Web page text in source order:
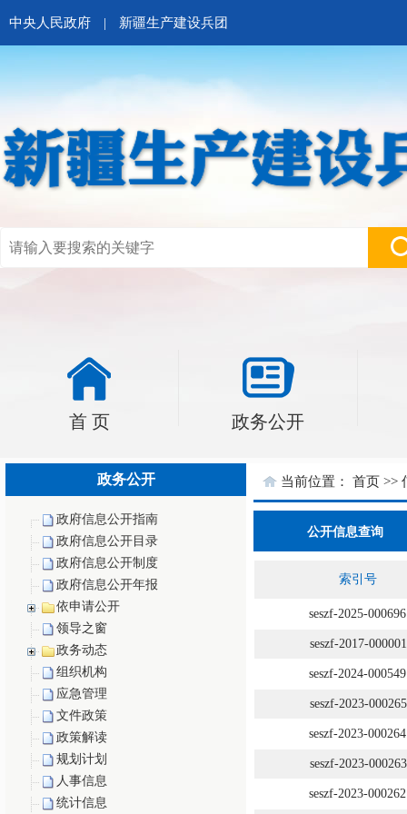
中央人民政府 | 新疆生产建设兵团
首 页 政务公开
政务公开
政府信息公开指南
政府信息公开目录
政府信息公开制度
政府信息公开年报
依申请公开
领导之窗
政务动态
组织机构
应急管理
文件政策
政策解读
规划计划
人事信息
统计信息